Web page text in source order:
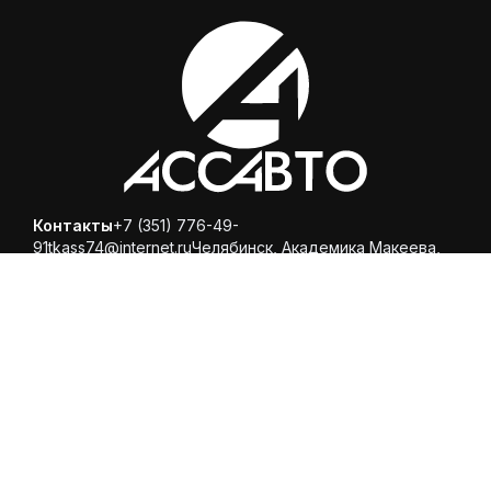
Контакты+7 (351) 776-49-
91tkass74@internet.ruЧелябинск, ​Академика Макеева,